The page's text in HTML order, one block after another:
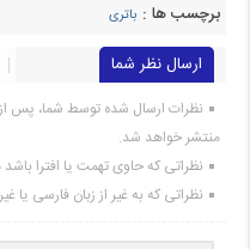
برچسب ها : باتری
ارسال نظر شما
نظرات ارسال شده توسط شما، پس
منتشر خواهد شد.
نظراتی که حاوی تهمت یا افترا
نظراتی که به غیر از زبان فارسی یا